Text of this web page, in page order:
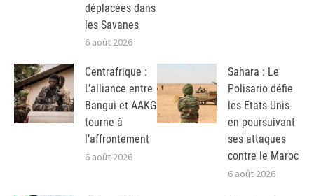
déplacées dans
les Savanes
6 août 2026
Centrafrique :
L’alliance entre
Bangui et AAKG
tourne à
l’affrontement
6 août 2026
Sahara : Le
Polisario défie
les Etats Unis
en poursuivant
ses attaques
contre le Maroc
6 août 2026